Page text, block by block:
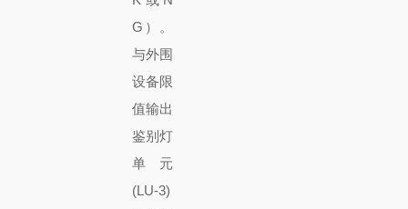
G）。
与外围
设备限
值输出
鉴别灯
单元
(LU-3)